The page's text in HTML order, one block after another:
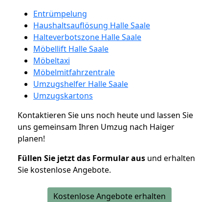
Entrümpelung
Haushaltsauflösung Halle Saale
Halteverbotszone Halle Saale
Möbellift Halle Saale
Möbeltaxi
Möbelmitfahrzentrale
Umzugshelfer Halle Saale
Umzugskartons
Kontaktieren Sie uns noch heute und lassen Sie
uns gemeinsam Ihren Umzug nach Haiger
planen!
Füllen Sie jetzt das Formular aus und erhalten
Sie kostenlose Angebote.
Kostenlose Angebote erhalten